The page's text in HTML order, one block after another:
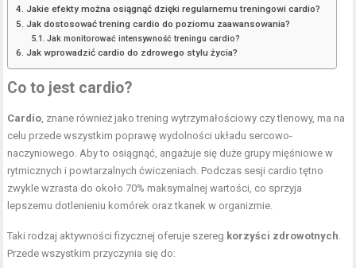
Jakie efekty można osiągnąć dzięki regularnemu treningowi cardio?
Jak dostosować trening cardio do poziomu zaawansowania?
Jak monitorować intensywność treningu cardio?
Jak wprowadzić cardio do zdrowego stylu życia?
Co to jest cardio?
Cardio , znane również jako trening wytrzymałościowy czy tlenowy, ma na
celu przede wszystkim poprawę wydolności układu sercowo-
naczyniowego. Aby to osiągnąć, angażuje się duże grupy mięśniowe w
rytmicznych i powtarzalnych ćwiczeniach. Podczas sesji cardio tętno
zwykle wzrasta do około 70% maksymalnej wartości, co sprzyja
lepszemu dotlenieniu komórek oraz tkanek w organizmie.
Taki rodzaj aktywności fizycznej oferuje szereg korzyści zdrowotnych
Przede wszystkim przyczynia się do: